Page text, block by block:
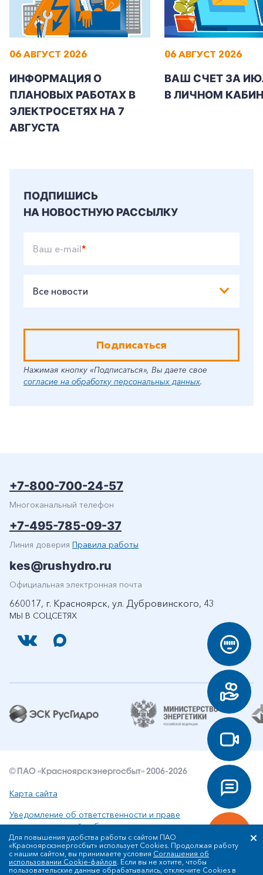
06 АВГУСТ 2026
ИНФОРМАЦИЯ О
ПЛАНОВЫХ РАБОТАХ В
ЭЛЕКТРОСЕТЯХ НА 7
АВГУСТА
06 АВГУСТ 2026
ВАШ СЧЕТ ЗА
В ЛИЧНОМ
ПОДПИШИСЬ
НА НОВОСТНУЮ РАССЫЛКУ
Ваш e-mail*
Все новости
Подписаться
Нажимая кнопку «Подписаться», Вы даете свое
согласие на обработку персональных данных.
МЫ В СОЦСЕТЯХ
+7-800-700-24-57
Многоканальный телефон
+7-495-785-09-37
Линия доверия Правила работы
kes@rushydro.ru
Официальная электронная почта
660017, г. Красноярск, ул. Дубровинского, 43
© ПАО «Красноярскэнергосбыт» 2006-2026
Карта сайта
Уведомление об ответственности и праве
интеллектуальной собственности
Политика ПАО «Красноярскэнергосбыт» в отношении
обработки персональных данных
Для повышения удобства работы с сайтом ПАО
«Красноярскэнергосбыт» использует Cookies. Продолжая работу
с нашим сайтом, вы принимаете условия Соглашения об
использовании Cookie-файлов. Если вы не хотите, чтобы
пользовательские данные обрабатывались, отключите Cookies в